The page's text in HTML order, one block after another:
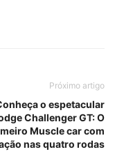
Próximo artigo
o espetacular
Challenger GT: O
Muscle car com
nas quatro rodas